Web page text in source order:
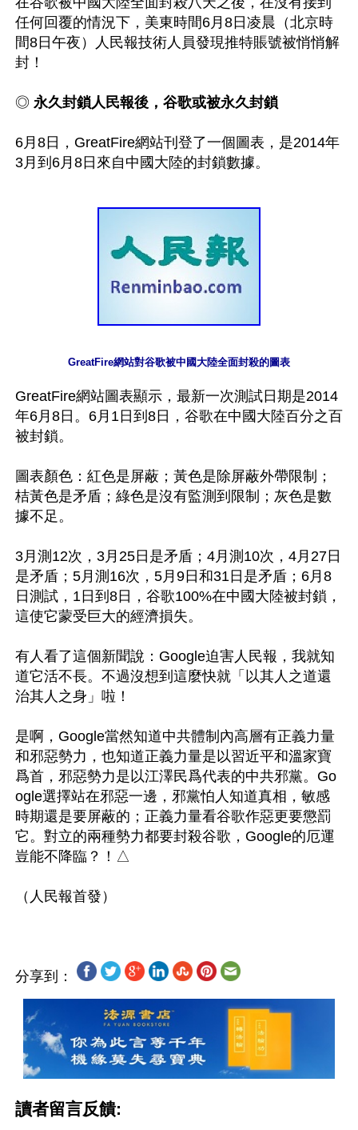
任何回覆的情況下，美東時間6月8日凌晨（北京時
間8日午夜）人民報技術人員發現推特賬號被悄悄解
封！
◎ 永久封鎖人民報後，谷歌或被永久封鎖
6月8日，GreatFire網站刊登了一個圖表，是2014年
GreatFire網站對谷歌被中國大陸全面封殺的圖表
GreatFire網站圖表顯示，最新一次測試日期是2014
年6月8日。6月1日到8日，谷歌在中國大陸百分之百
被封鎖。
圖表顏色：紅色是屏蔽；黃色是除屏蔽外帶限制；
桔黃色是矛盾；綠色是沒有監測到限制；灰色是數
據不足。
3月測12次，3月25日是矛盾；4月測10次，4月27日
是矛盾；5月測16次，5月9日和31日是矛盾；6月8
日測試，1日到8日，谷歌100%在中國大陸被封鎖，
這使它蒙受巨大的經濟損失。
有人看了這個新聞說：Google迫害人民報，我就知
道它活不長。不過沒想到這麼快就「以其人之道還
治其人之身」啦！
是啊，Google當然知道中共體制內高層有正義力量
和邪惡勢力，也知道正義力量是以習近平和溫家寶
爲首，邪惡勢力是以江澤民爲代表的中共邪黨。Go
ogle選擇站在邪惡一邊，邪黨怕人知道真相，敏感
時期還是要屏蔽的；正義力量看谷歌作惡更要懲罰
它。對立的兩種勢力都要封殺谷歌，Google的厄運
豈能不降臨？！△
分享到：
讀者留言反饋: